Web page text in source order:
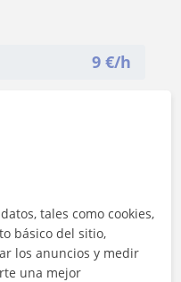
9 €/h
tales como cookies,
básico del sitio,
los anuncios y medir
una mejor